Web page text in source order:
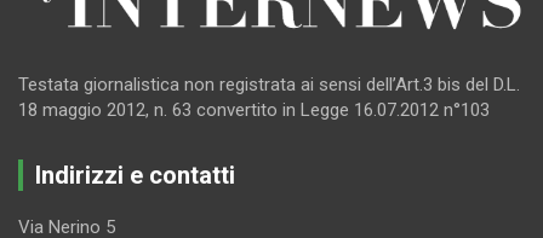
Testata giornalistica non registrata ai sensi dell’Art.3 bis del D.L.
18 maggio 2012, n. 63 convertito in Legge 16.07.2012 n°103
Indirizzi e contatti
Via Nerino 5